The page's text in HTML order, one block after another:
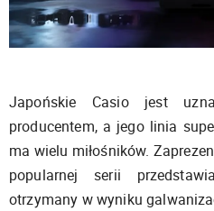
Japońskie Casio jest
producentem, a jego linia
ma wielu miłośników.
popularnej serii
otrzymany w wyniku